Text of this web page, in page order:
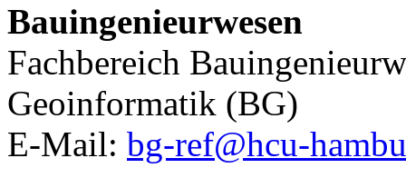
Bauingenieurwesen
Fachbereich
Geoinformatik (BG)
E-Mail: bg-ref@hcu-